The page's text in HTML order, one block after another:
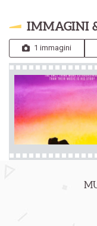
IMMAGINI
1 immagini